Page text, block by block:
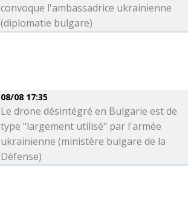
convoque l'ambassadrice ukrainienne
(diplomatie bulgare)
08/08 17:35
Le drone désintégré en Bulgarie est de
type "largement utilisé" par l'armée
ukrainienne (ministère bulgare de la
Défense)